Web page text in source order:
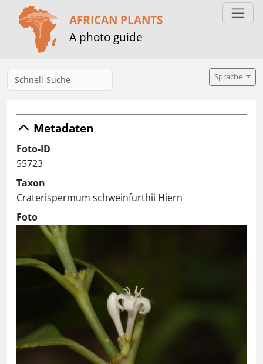
AFRICAN PLANTS
A photo guide
Sprache
Metadaten
Foto-ID
55723
Taxon
Craterispermum schweinfurthii Hiern
Foto